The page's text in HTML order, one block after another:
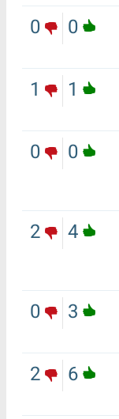
0
0
1
1
0
0
4
2
3
0
6
2